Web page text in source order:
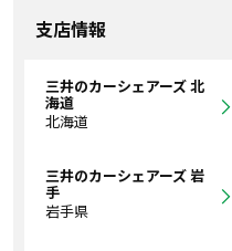
支店情報
三井のカーシェアーズ 北
海道
北海道
三井のカーシェアーズ 岩
手
岩手県